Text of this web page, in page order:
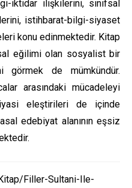
iktidar ilişkilerini, sınıfsal
istihbarat-bilgi-siyaset
konu edinmektedir. Kitap
eğilimi olan sosyalist bir
görmek de mümkündür.
arasındaki mücadeleyi
eleştirileri de içinde
edebiyat alanının eşsiz
Filler-Sultani-Ile-